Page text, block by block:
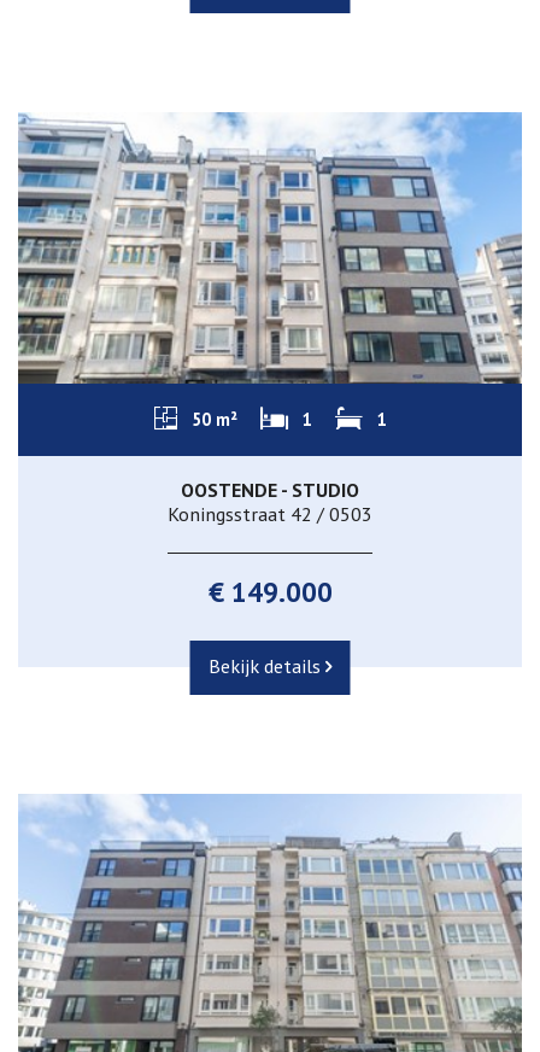
50 m² 1 1
OOSTENDE - STUDIO
Koningsstraat 42 / 0503
€ 149.000
Bekijk details